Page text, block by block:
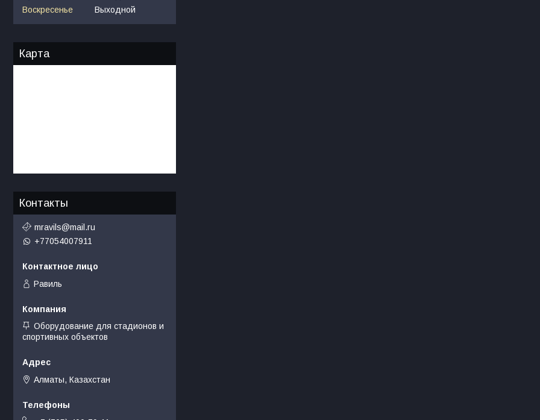
Воскресенье
Выходной
Карта
Контакты
mravils@mail.ru
+77054007911
Равиль
Оборудование для стадионов и
спортивных объектов
Алматы, Казахстан